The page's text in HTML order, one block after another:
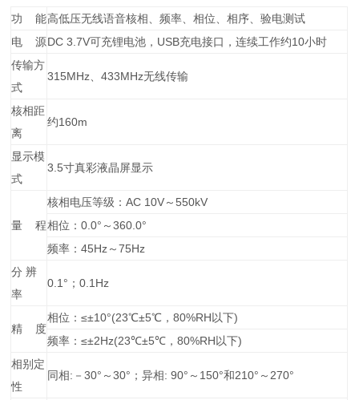
功 能高低压无线语音核相、频率、相位、相序、验电测试
电 源DC 3.7V可充锂电池，USB充电接口，连续工作约10小时
传输方
式
315MHz、433MHz无线传输
核相距
离
约160m
显示模
式
3.5寸真彩液晶屏显示
量 程
核相电压等级：AC 10V～550kV
相位：0.0°～360.0°
频率：45Hz～75Hz
分 辨
率
0.1°；0.1Hz
精 度
相位：≤±10°(23℃±5℃，80%RH以下)
频率：≤±2Hz(23℃±5℃，80%RH以下)
相别定
性
同相:－30°～30°；异相: 90°～150°和210°～270°